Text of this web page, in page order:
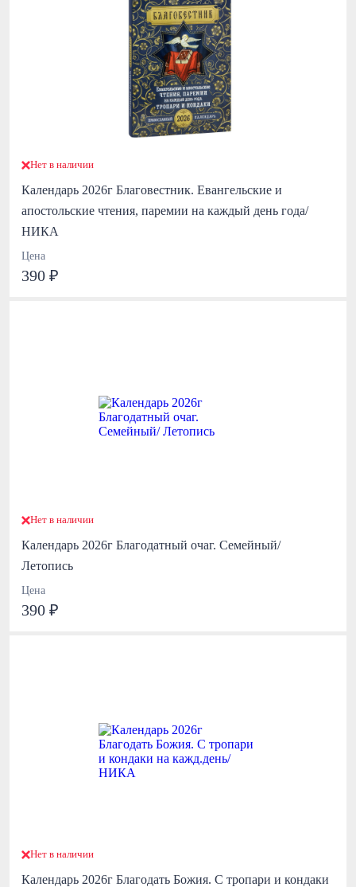
Нет в наличии
Календарь 2026г Благовестник. Евангельские и
апостольские чтения, паремии на каждый день года/
НИКА
Цена
390 ₽
Нет в наличии
Календарь 2026г Благодатный очаг. Семейный/
Летопись
Цена
390 ₽
Нет в наличии
Календарь 2026г Благодать Божия. С тропари и кондаки